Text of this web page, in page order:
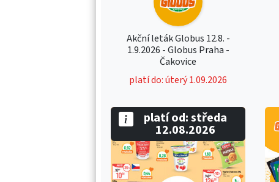
Akční leták Globus 12.8. -
1.9.2026 - Globus Praha -
Čakovice
platí do: úterý 1.09.2026
platí od: středa
12.08.2026